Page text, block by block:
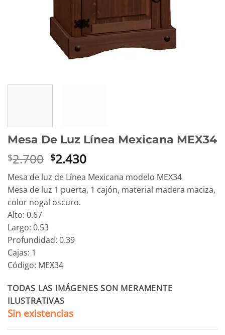
Mesa De Luz Línea Mexicana MEX34
$2.700 El
precio
original
era:
$2.700.
$2.430El
precio
actual
es:
Mesa de luz de Línea Mexicana modelo MEX34
Mesa de luz 1 puerta, 1 cajón, material madera maciza,
color nogal oscuro.
Alto: 0.67
Largo: 0.53
Profundidad: 0.39
Cajas: 1
Código: MEX34
TODAS LAS IMÁGENES SON MERAMENTE
ILUSTRATIVAS
Sin existencias